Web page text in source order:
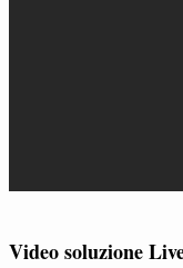
Video soluzione